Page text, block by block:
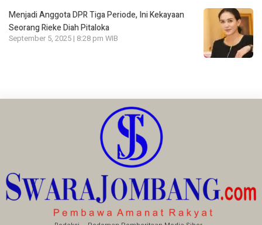
Menjadi Anggota DPR Tiga Periode, Ini Kekayaan
Seorang Rieke Diah Pitaloka
September 5, 2025 | 8:28 pm WIB